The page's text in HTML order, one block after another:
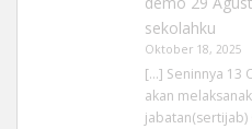
sekolahku
Oktober 18, 2025
[…] Seninnya 13
akan
jabatan(sertijab)